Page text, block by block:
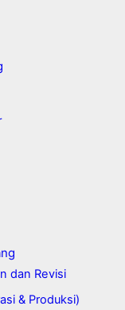
dan Revisi
& Produksi)